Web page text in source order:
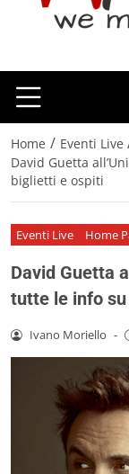
Home / Eventi Live
David Guetta
biglietti e ospiti
Eventi Live Home
David Guetta
tutte le info
Ivano Moriello -